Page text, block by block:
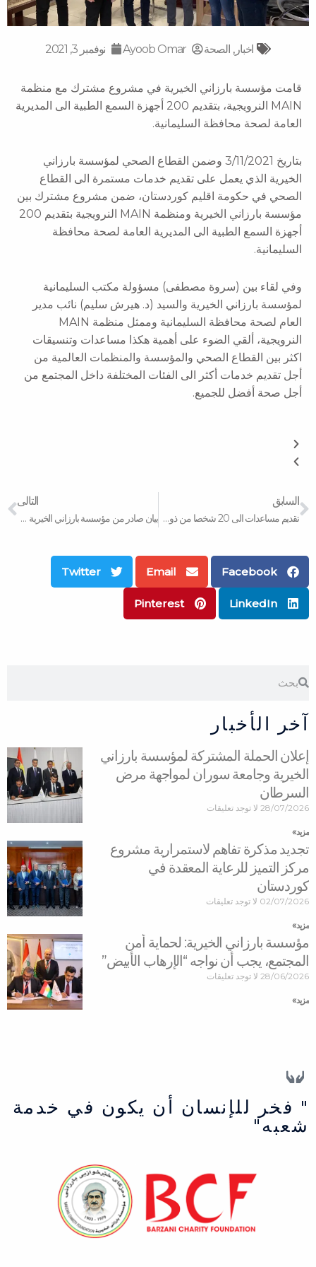
اخبار,الصحة Ayoob Omar نوفمبر 3, 2021
قامت مؤسسة بارزاني الخيرية في مشروع مشترك مع منظمة
MAIN النرويجية، بتقديم 200 أجهزة السمع الطبية الى المديرية
العامة لصحة محافظة السليمانية.
بتاريخ 3/11/2021 وضمن القطاع الصحي لمؤسسة بارزاني
الخيرية الذي يعمل على تقديم خدمات مستمرة الى القطاع
الصحي في حكومة اقليم كوردستان، ضمن مشروع مشترك بين
مؤسسة بارزاني الخيرية ومنظمة MAIN النرويجية بتقديم 200
أجهزة السمع الطبية الى المديرية العامة لصحة محافظة
السليمانية.
وفي لقاء بين (سروة مصطفى) مسؤولة مكتب السليمانية
لمؤسسة بارزاني الخيرية والسيد (د. هيرش سليم) نائب مدير
العام لصحة محافظة السليمانية وممثل منظمة MAIN
النرويجية، ألقي الضوء على أهمية هكذا مساعدات وتنسيقات
اكثر بين القطاع الصحي والمؤسسة والمنظمات العالمية من
أجل تقديم خدمات أكثر الى الفئات المختلفة داخل المجتمع من
أجل صحة أفضل للجميع.
Prev
السابق
تقديم مساعدات الى 20 شخصا من ذوي الاحتياجات الخاصة
التالى
بيان صادر من مؤسسة بارزاني الخيرية حول المهاجرين على الحدود بين بيلاروسيا وبولندا
Facebook
Email
Twitter
LinkedIn
Pinterest
آخر الأخبار
إعلان الحملة المشتركة لمؤسسة بارزاني
الخيرية وجامعة سوران لمواجهة مرض
السرطان
28/07/2026 لا توجد تعليقات
مزید »
تجديد مذكرة تفاهم لاستمرارية مشروع
مركز التميز للرعاية المعقدة في
كوردستان
02/07/2026 لا توجد تعليقات
مزید »
مؤسسة بارزاني الخيرية: لحماية أمن
المجتمع، يجب أن نواجه “الإرهاب الأبيض”
28/06/2026 لا توجد تعليقات
مزید »
" فخر للإنسان أن يكون في خدمة
شعبه"